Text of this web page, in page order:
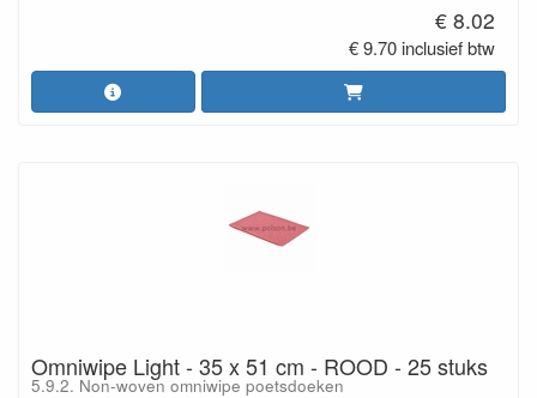
€ 8.02
€ 9.70 inclusief btw
Omniwipe Light - 35 x 51 cm - ROOD - 25 stuks
5.9.2. Non-woven omniwipe poetsdoeken